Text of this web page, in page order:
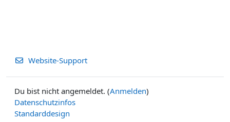
Website-Support
Du bist nicht angemeldet. (Anmelden)
Datenschutzinfos
Standarddesign